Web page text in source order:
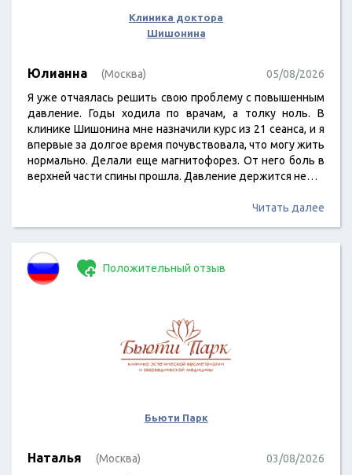
Клиника доктора
Шишонина
Юлианна (Москва)
05/08/2026
Я уже отчаялась решить свою проблему с повышенным
давление. Годы ходила по врачам, а толку ноль. В
клинике Шишонина мне назначили курс из 21 сеанса, и я
впервые за долгое время почувствовала, что могу жить
нормально. Делали еще магнитофорез. От него боль в
верхней части спины прошла. Давление держится не…
Читать далее
Положительный отзыв
Бьюти Парк
Наталья (Москва)
03/08/2026